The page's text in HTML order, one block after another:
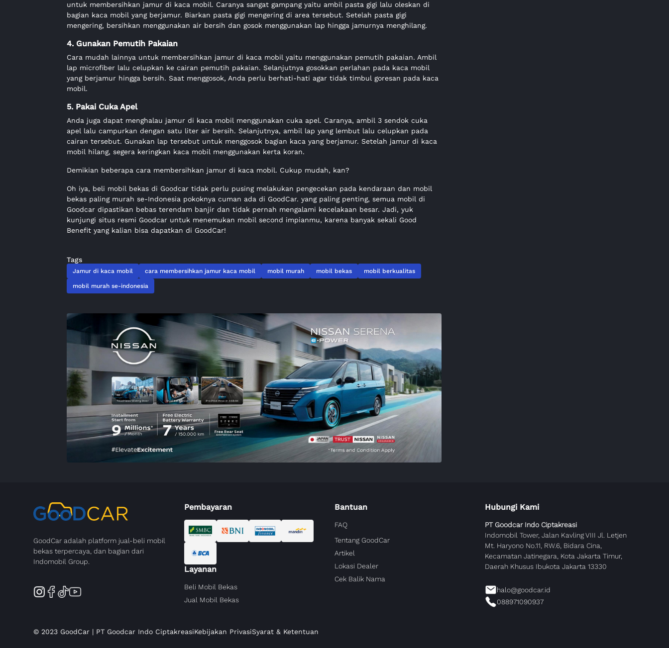
untuk membersihkan jamur di kaca mobil. Caranya sangat gampang yaitu ambil pasta gigi lalu oleskan di
bagian kaca mobil yang berjamur. Biarkan pasta gigi mengering di area tersebut. Setelah pasta gigi
mengering, bersihkan menggunakan air bersih dan gosok menggunakan lap hingga jamurnya menghilang.
4. Gunakan Pemutih Pakaian
Cara mudah lainnya untuk membersihkan jamur di kaca mobil yaitu menggunakan pemutih pakaian. Ambil
lap microfiber lalu celupkan ke cairan pemutih pakaian. Selanjutnya gosokkan perlahan pada kaca mobil
yang berjamur hingga bersih. Saat menggosok, Anda perlu berhati-hati agar tidak timbul goresan pada kaca
mobil.
5. Pakai Cuka Apel
Anda juga dapat menghalau jamur di kaca mobil menggunakan cuka apel. Caranya, ambil 3 sendok cuka
apel lalu campurkan dengan satu liter air bersih. Selanjutnya, ambil lap yang lembut lalu celupkan pada
cairan tersebut. Gunakan lap tersebut untuk menggosok bagian kaca yang berjamur. Setelah jamur di kaca
mobil hilang, segera keringkan kaca mobil menggunakan kerta koran.
Demikian beberapa cara membersihkan jamur di kaca mobil. Cukup mudah, kan?
Oh iya, beli mobil bekas di Goodcar tidak perlu pusing melakukan pengecekan pada kendaraan dan mobil
bekas paling murah se-Indonesia pokoknya cuman ada di GoodCar. yang paling penting, semua mobil di
Goodcar dipastikan bebas terendam banjir dan tidak pernah mengalami kecelakaan besar. Jadi, yuk
kunjungi situs resmi Goodcar untuk menemukan mobil second impianmu, karena banyak sekali Good
Benefit yang kalian bisa dapatkan di GoodCar!
Tags
Jamur di kaca mobil cara membersihkan jamur kaca mobil mobil murah mobil bekas mobil berkualitas
mobil murah se-indonesia
GoodCar adalah platform jual-beli mobil
bekas terpercaya, dan bagian dari
Indomobil Group.
Pembayaran
Layanan
Beli Mobil Bekas
Jual Mobil Bekas
Bantuan
FAQ
Tentang GoodCar
Artikel
Lokasi Dealer
Cek Balik Nama
Hubungi Kami
PT Goodcar Indo Ciptakreasi
Indomobil Tower, Jalan Kavling VIII Jl. Letjen
Mt. Haryono No.11, RW.6, Bidara Cina,
Kecamatan Jatinegara, Kota Jakarta Timur,
Daerah Khusus Ibukota Jakarta 13330
halo@goodcar.id
088971090937
© 2023 GoodCar | PT Goodcar Indo CiptakreasiKebijakan PrivasiSyarat & Ketentuan